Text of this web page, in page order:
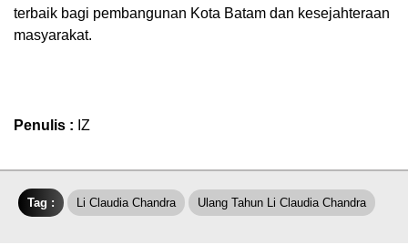
terbaik bagi pembangunan Kota Batam dan kesejahteraan
masyarakat.
Penulis : IZ
Tag : Li Claudia Chandra Ulang Tahun Li Claudia Chandra